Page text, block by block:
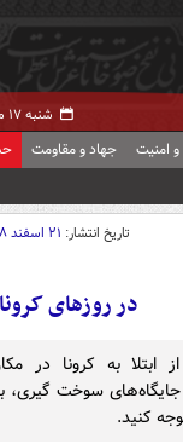
شنبه ۱۷ مرداد ۱۴۰۵ -
و امنیت جهاد و مقاومت
تاریخ انتشار: ۲۱ اسفند ۱۳۹۸ - ۰۵:۱۵
در روزهای
ابتلا به کرونا در
سوخت گیری،
کنید.